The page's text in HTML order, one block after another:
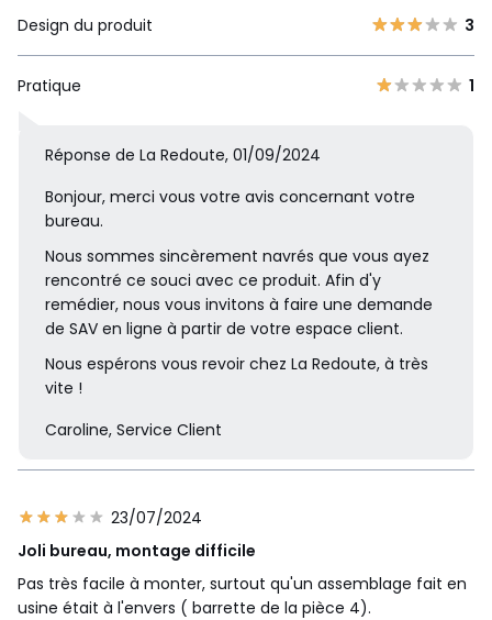
Design du produit
3
Pratique 1
Réponse de La Redoute, 01/09/2024
Bonjour, merci vous votre avis concernant votre
bureau.
Nous sommes sincèrement navrés que vous ayez
rencontré ce souci avec ce produit. Afin d'y
remédier, nous vous invitons à faire une demande
de SAV en ligne à partir de votre espace client.
Nous espérons vous revoir chez La Redoute, à très
vite !
Caroline, Service Client
23/07/2024
Joli bureau, montage difficile
Pas très facile à monter, surtout qu'un assemblage fait en
usine était à l'envers ( barrette de la pièce 4).